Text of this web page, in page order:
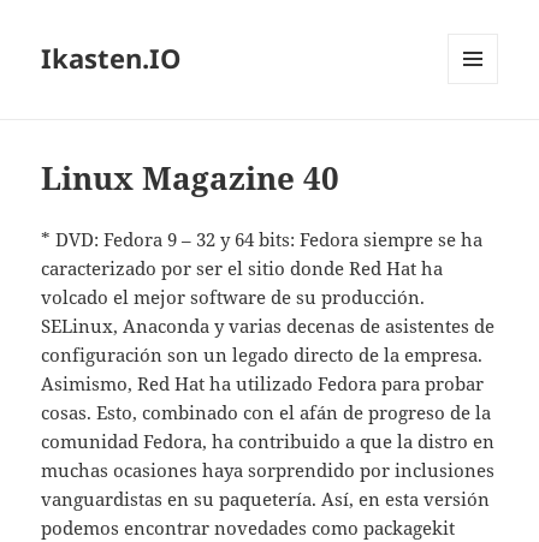
Ikasten.IO
Linux Magazine 40
* DVD: Fedora 9 – 32 y 64 bits: Fedora siempre se ha
caracterizado por ser el sitio donde Red Hat ha
volcado el mejor software de su producción.
SELinux, Anaconda y varias decenas de asistentes de
configuración son un legado directo de la empresa.
Asimismo, Red Hat ha utilizado Fedora para probar
cosas. Esto, combinado con el afán de progreso de la
comunidad Fedora, ha contribuido a que la distro en
muchas ocasiones haya sorprendido por inclusiones
vanguardistas en su paquetería. Así, en esta versión
podemos encontrar novedades como packagekit